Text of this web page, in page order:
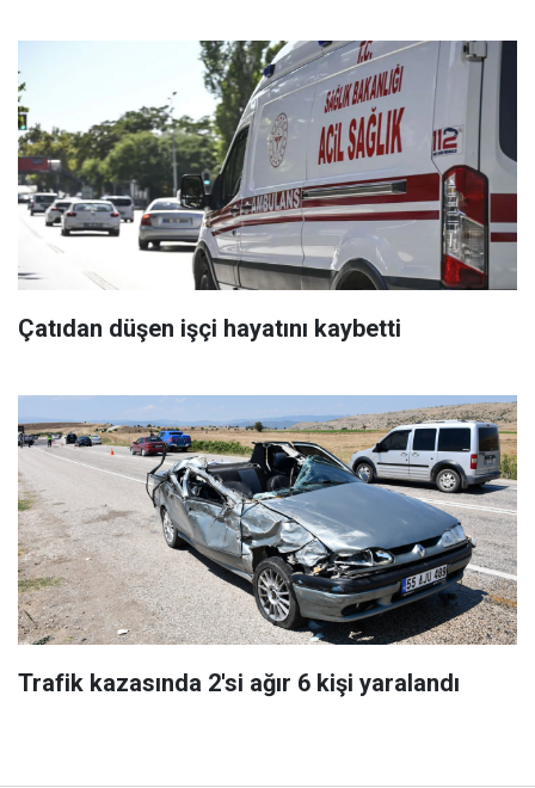
Çatıdan düşen işçi hayatını kaybetti
Trafik kazasında 2'si ağır 6 kişi yaralandı